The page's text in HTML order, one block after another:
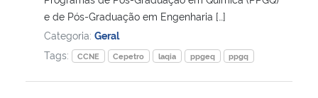
e de Pós-Graduação em Engenharia […]
Categoria: Geral
Tags:
CCNE Cepetro laqia ppgeq ppgq